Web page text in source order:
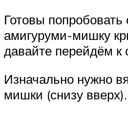
Готовы попробовать
амигуруми-мишку
давайте перейдём к
Изначально нужно
мишки (снизу